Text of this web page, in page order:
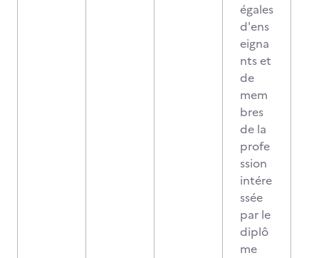
égales
d'ens
eigna
nts et
de
mem
bres
de la
profe
ssion
intére
ssée
par le
diplô
me